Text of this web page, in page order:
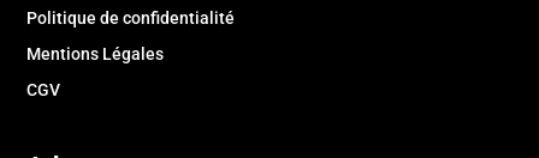
Politique de confidentialité
Mentions Légales
CGV